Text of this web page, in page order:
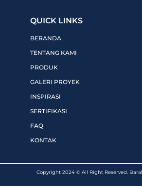
QUICK LINKS
BERANDA
TENTANG KAMI
PRODUK
GALERI PROYEK
INSPIRASI
SERTIFIKASI
FAQ
KONTAK
Copyright 2024 © All Right Reserved.